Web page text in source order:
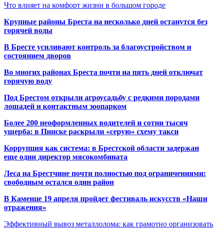
Что влияет на комфорт жизни в большом городе
Крупные районы Бреста на несколько дней останутся без
горячей воды
В Бресте усиливают контроль за благоустройством и
состоянием дворов
Во многих районах Бреста почти на пять дней отключат
горячую воду
Под Брестом открыли агроусадьбу с редкими породами
лошадей и контактным зоопарком
Более 200 неоформленных водителей и сотни тысяч
ущерба: в Пинске раскрыли «серую» схему такси
Коррупция как система: в Брестской области задержан
еще один директор мясокомбината
Леса на Брестчине почти полностью под ограничениями:
свободным остался один район
В Каменце 19 апреля пройдет фестиваль искусств «Наши
отражения»
Эффективный вывоз металлолома: как грамотно организовать